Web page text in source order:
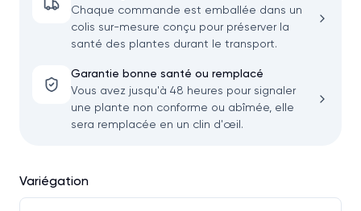
Chaque commande est emballée dans un
colis sur-mesure conçu pour préserver la
santé des plantes durant le transport.
Garantie bonne santé ou remplacé
Vous avez jusqu'à 48 heures pour signaler
une plante non conforme ou abîmée, elle
sera remplacée en un clin d'œil.
Variégation